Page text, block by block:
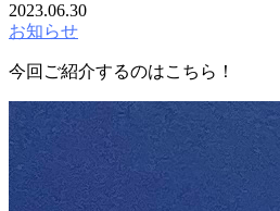
2023.06.30
お知らせ
今回ご紹介するのはこちら！